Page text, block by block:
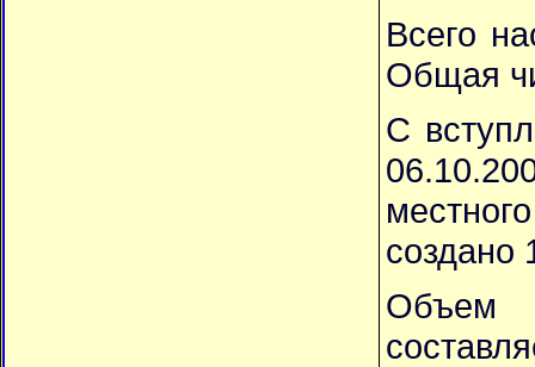
Всего
Общая
С
создано
Объем